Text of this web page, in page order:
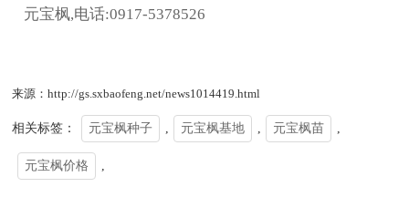
元宝枫,电话:0917-5378526
来源：http://gs.sxbaofeng.net/news1014419.html
相关标签： 元宝枫种子 元宝枫基地 元宝枫苗
元宝枫价格